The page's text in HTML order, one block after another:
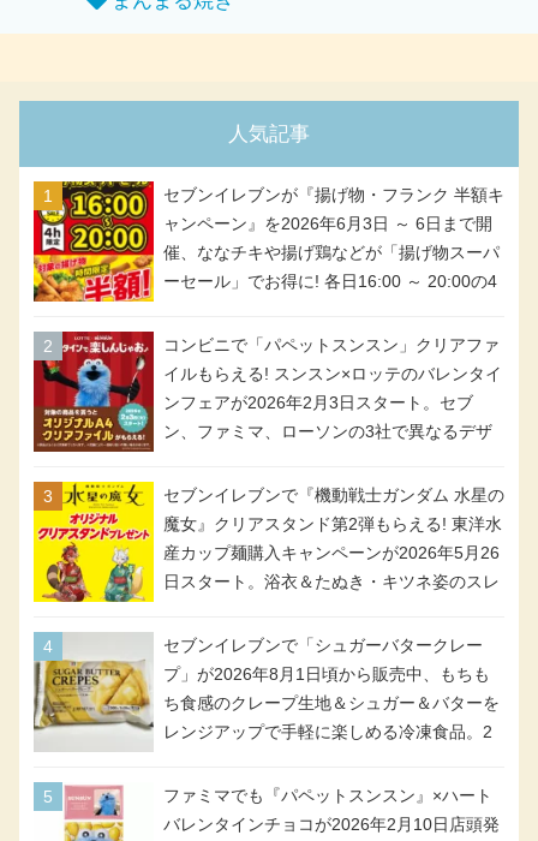
人気記事
セブンイレブンが『揚げ物・フランク 半額キ
ャンペーン』を2026年6月3日 ～ 6日まで開
催、ななチキや揚げ鶏などが「揚げ物スーパ
ーセール」でお得に! 各日16:00 ～ 20:00の4
アメリカンドッグが税抜き69円!
コンビニで「パペットスンスン」クリアファ
イルもらえる! スンスン×ロッテのバレンタイ
ンフェアが2026年2月3日スタート。セブ
ン、ファミマ、ローソンの3社で異なるデザ
セブンイレブンで『機動戦士ガンダム 水星の
魔女』クリアスタンド第2弾もらえる! 東洋水
産カップ麺購入キャンペーンが2026年5月26
日スタート。浴衣＆たぬき・キツネ姿のスレ
号・5号) / シャディクが全6種のクリアスタ
ンドになって登場!
セブンイレブンで「シュガーバタークレー
プ」が2026年8月1日頃から販売中、もちも
ち食感のクレープ生地＆シュガー＆バターを
レンジアップで手軽に楽しめる冷凍食品。2
ファミマでも『パペットスンスン』×ハート
バレンタインチョコが2026年2月10日店頭発